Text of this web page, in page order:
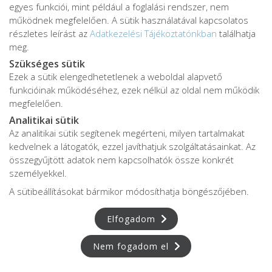
E-mail
Kérdés
Hozzájárulok az üzenet megjelenéséhez
egyes funkciói, mint például a foglalási rendszer, nem
működnek megfelelően. A sütik használatával kapcsolatos
részletes leírást az Adatkezelési Tájékoztatónkban találhatja
meg.
Szükséges sütik
Ezek a sütik elengedhetetlenek a weboldal alapvető
funkcióinak működéséhez, ezek nélkül az oldal nem működik
megfelelően.
Analitikai sütik
Az analitikai sütik segítenek megérteni, milyen tartalmakat
kedvelnek a látogatók, ezzel javíthatjuk szolgáltatásainkat. Az
összegyűjtött adatok nem kapcsolhatók össze konkrét
személyekkel.
A sütibeállításokat bármikor módosíthatja böngészőjében.
Elfogadom
Nem fogadom el